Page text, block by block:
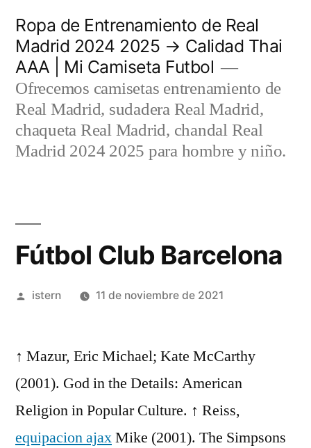
contenido
Ropa de Entrenamiento de Real
Madrid 2024 2025 → Calidad Thai
AAA | Mi Camiseta Futbol
Ofrecemos camisetas entrenamiento de
Real Madrid, sudadera Real Madrid,
chaqueta Real Madrid, chandal Real
Madrid 2024 2025 para hombre y niño.
Fútbol Club Barcelona
Publicado
istern 11 de noviembre de 2021
↑ Mazur, Eric Michael; Kate McCarthy
(2001). God in the Details: American
Religion in Popular Culture. ↑ Reiss,
equipacion ajaxMike (2001). The Simpsons